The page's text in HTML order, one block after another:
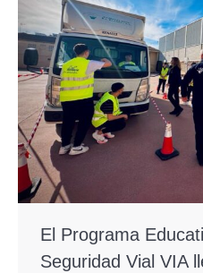
El Programa
Seguridad Vial VIA